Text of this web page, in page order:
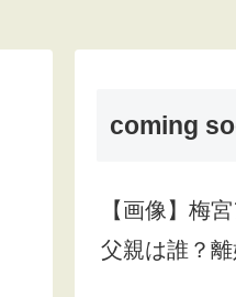
coming
【画像】梅
父親は誰？離